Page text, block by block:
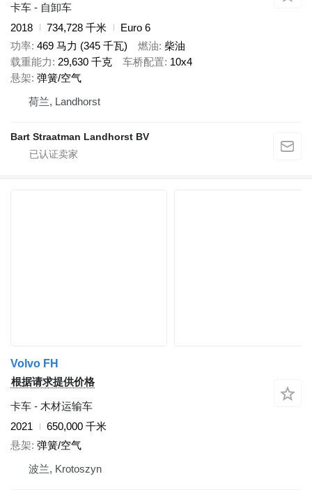
卡车 - 自卸车
2018
734,728 千米
Euro 6
功率 469 马力 (345 千瓦) 燃油 柴油
载重能力 29,630 千克 车桥配置 10x4
悬架 弹簧/空气
荷兰, Landhorst
Bart Straatman Landhorst BV
Volvo FH
根据请求提供价格
卡车 - 木材运输车
2021
650,000 千米
悬架 弹簧/空气
波兰, Krotoszyn